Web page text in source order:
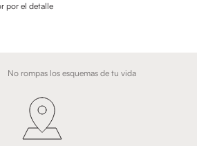
por el detalle
No rompas los esquemas de tu vida